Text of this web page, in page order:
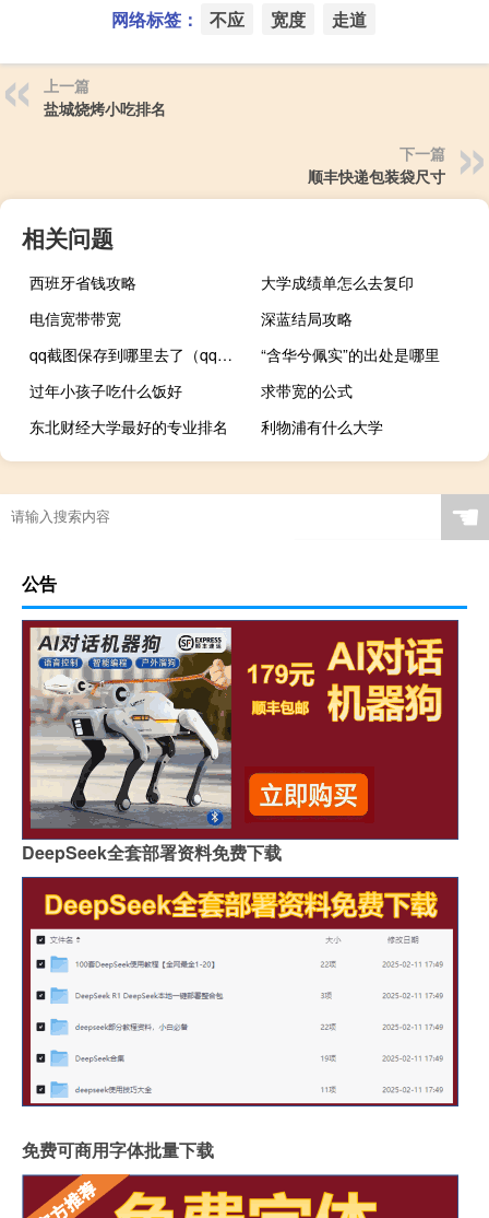
网络标签： 不应 宽度 走道
上一篇
盐城烧烤小吃排名
下一篇
顺丰快递包装袋尺寸
相关问题
西班牙省钱攻略
大学成绩单怎么去复印
电信宽带带宽
深蓝结局攻略
qq截图保存到哪里去了（qq截图）
“含华兮佩实”的出处是哪里
过年小孩子吃什么饭好
求带宽的公式
东北财经大学最好的专业排名
利物浦有什么大学
☚
公告
DeepSeek全套部署资料免费下载
免费可商用字体批量下载